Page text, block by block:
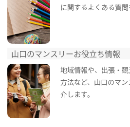
に関するよくある質問
山口のマンスリーお役立ち情報
地域情報や、出張・
方法など、山口のマ
介します。